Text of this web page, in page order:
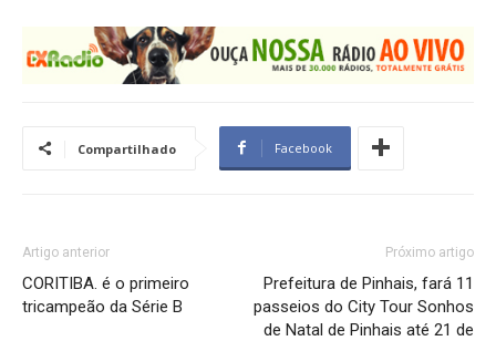
Compartilhado Facebook
Artigo anterior
CORITIBA. é o primeiro
tricampeão da Série B
Próximo artigo
Prefeitura de Pinhais, fará 11
passeios do City Tour Sonhos
de Natal de Pinhais até 21 de